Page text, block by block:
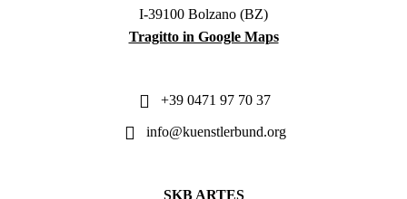
I-39100 Bolzano (BZ)
Tragitto in Google Maps
+39 0471 97 70 37
info@kuenstlerbund.org
SKB ARTES